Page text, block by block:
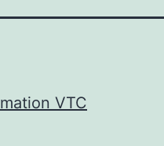
VTC